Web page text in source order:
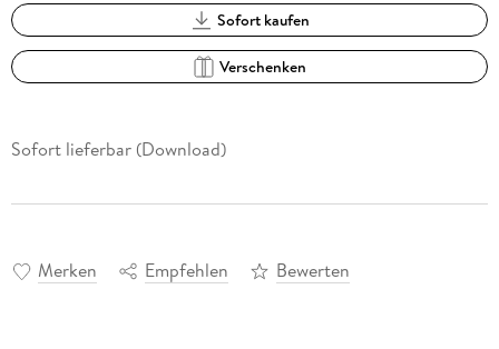
Sofort kaufen
Verschenken
Sofort lieferbar (Download)
Merken Empfehlen Bewerten